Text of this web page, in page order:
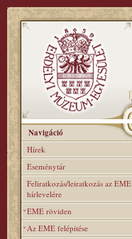
Navigáció
Hírek
Eseménytár
Feliratkozás/leiratkozás az EME
hírlevelére
EME röviden
Az EME felépitése